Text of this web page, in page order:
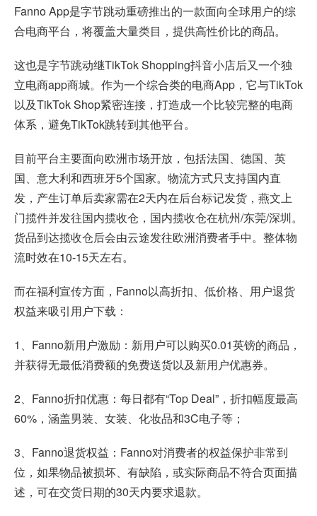
Fanno App是字节跳动重磅推出的一款面向全球用户的综
合电商平台 ，将覆盖大量类目，提供高性价比的商品。
这也是字节跳动继TikTok Shopping抖音小店后又一个独
立电商app商城。作为一个综合类的电商App，它与TikTok
以及TikTok Shop紧密连接，打造成一个比较完整的电商
体系，避免TikTok跳转到其他平台。
目前平台主要面向欧洲市场开放，包括法国、德国、英
国、意大利和西班牙5个国家。物流方式只支持国内直
发，产生订单后卖家需在2天内在后台标记发货，燕文上
门揽件并发往国内揽收仓，国内揽收仓在杭州/东莞/深圳。
货品到达揽收仓后会由云途发往欧洲消费者手中。整体物
流时效在10-15天左右。
而在福利宣传方面，Fanno以高折扣、低价格、用户退货
权益来吸引用户下载：
1、Fanno新用户激励：新用户可以购买0.01英镑的商品，
并获得无最低消费额的免费送货以及新用户优惠券。
2、Fanno折扣优惠：每日都有“Top Deal”，折扣幅度最高
60%，涵盖男装、女装、化妆品和3C电子等；
3、Fanno退货权益：Fanno对消费者的权益保护非常到
位，如果物品被损坏、有缺陷，或实际商品不符合页面描
述，可在交货日期的30天内要求退款。